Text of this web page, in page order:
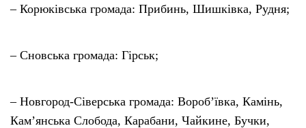
– Корюківська громада: Прибинь, Шишківка, Рудня;
– Сновська громада: Гірськ;
– Новгород-Сіверська громада: Воробʼївка, Камінь,
Камʼянська Слобода, Карабани, Чайкине, Бучки,